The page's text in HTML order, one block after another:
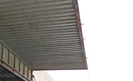
/
登录
在线礼佛
在线许愿